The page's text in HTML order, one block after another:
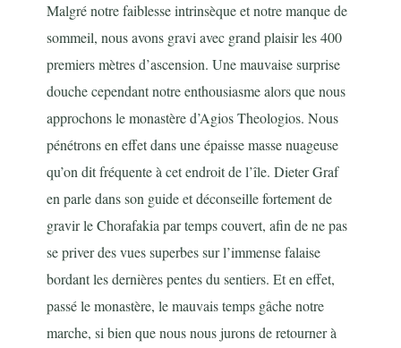
Malgré notre faiblesse intrinsèque et notre manque de
sommeil, nous avons gravi avec grand plaisir les 400
premiers mètres d’ascension. Une mauvaise surprise
douche cependant notre enthousiasme alors que nous
approchons le monastère d’Agios Theologios. Nous
pénétrons en effet dans une épaisse masse nuageuse
qu’on dit fréquente à cet endroit de l’île. Dieter Graf
en parle dans son guide et déconseille fortement de
gravir le Chorafakia par temps couvert, afin de ne pas
se priver des vues superbes sur l’immense falaise
bordant les dernières pentes du sentiers. Et en effet,
passé le monastère, le mauvais temps gâche notre
marche, si bien que nous nous jurons de retourner à